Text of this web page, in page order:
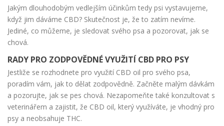
Jakým dlouhodobým vedlejším účinkům tedy psi vystavujeme,
když jim dáváme CBD? Skutečnost je, že to zatím nevíme.
Jediné, co můžeme, je sledovat svého psa a pozorovat, jak se
chová.
RADY PRO ZODPOVĚDNÉ VYUŽITÍ CBD PRO PSY
Jestliže se rozhodnete pro využití CBD oil pro svého psa,
poradím vám, jak to dělat zodpovědně. Začněte malým dávkám
a pozorujte, jak se pes chová. Nezapomeňte také konzultovat s
veterinářem a zajistit, že CBD oil, který využíváte, je vhodný pro
psy a neobsahuje THC.